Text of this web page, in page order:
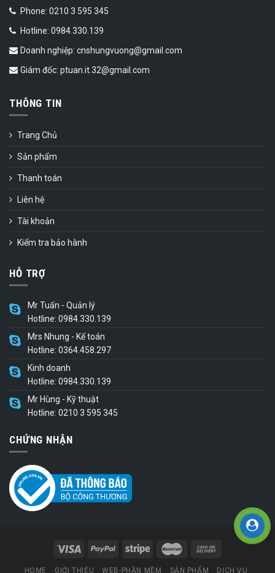
Phone: 0210 3 595 345
Hotline: 0984.330.139
Doanh nghiệp: cnshungvuong@gmail.com
Giám đốc: ptuan.it.32@gmail.com
THÔNG TIN
Trang Chủ
Sản phẩm
Thanh toán
Liên hệ
Tài khoản
Kiểm tra bảo hành
HỖ TRỢ
Mr Tuấn - Quản lý
Hotline: 0984.330.139
Mrs Nhung - Kế toán
Hotline: 0364.458.297
Kinh doanh
Hotline: 0984.330.139
Mr Hùng - Kỹ thuật
Hotline: 0210 3 595 345
CHỨNG NHẬN
HOME GIỚI THIỆU WEB-PHẦN MỀM SẢN PHẨM DỊCH VỤ